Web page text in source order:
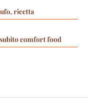
ricetta
comfort food